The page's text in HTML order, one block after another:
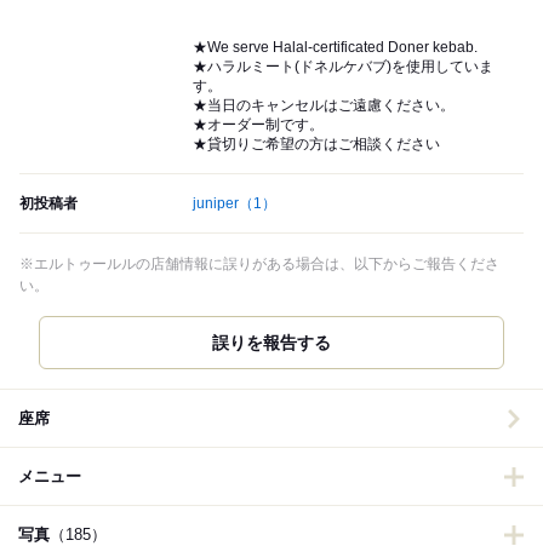
★We serve Halal-certificated Doner kebab.
★ハラルミート(ドネルケバブ)を使用していま
す。
★当日のキャンセルはご遠慮ください。
★オーダー制です。
★貸切りご希望の方はご相談ください
初投稿者 juniper （1）
※エルトゥールルの店舗情報に誤りがある場合は、以下からご報告くださ
い。
誤りを報告する
座席
メニュー
写真 （185）